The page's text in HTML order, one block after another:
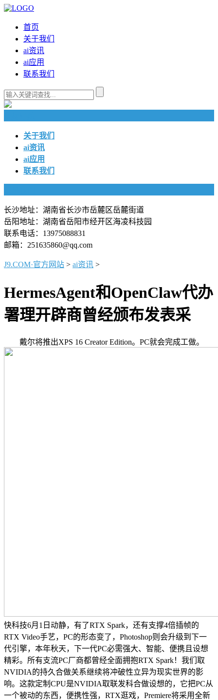
首页
关于我们
ai资讯
ai应用
联系我们
关于我们
ai资讯
ai应用
联系我们
长沙地址：湖南省长沙市岳麓区岳麓街道
岳阳地址：湖南省岳阳市经开区海凌科技园
联系电话：13975088831
邮箱：251635860@qq.com
J9.COM·官方网站 > ai资讯 >
HermesAgent和OpenClaw代办
署理开辟商曾经颁布发表采
戴尔将推出XPS 16 Creator Edition。PC就会完成工做。
快科技6月1日动静，有了RTX Spark，还有支撑4倍插帧的
RTX Video手艺，PC的形态变了，Photoshop则会升级到下一
代引擎，本年秋天，下一代PC必需强大、智能、便携且设想
精彩。所有支流PC厂商都曾经全面拥抱RTX Spark！我们取
NVIDIA的持久合做关系继续将冲破性立异为现实世界的影
响。这款定制CPU是NVIDIA取联发科合做设想的，它把PC从
一个被动的东西，便携性强，RTX逛戏，Premiere将采用全新